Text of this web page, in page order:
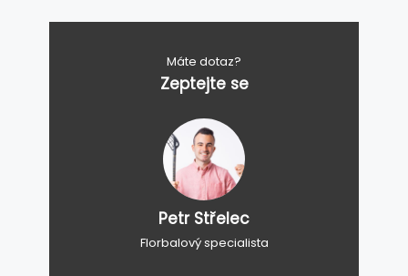
Máte dotaz?
Zeptejte se
Petr Střelec
Florbalový specialista